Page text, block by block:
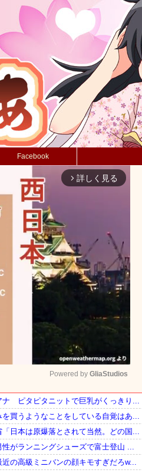
Facebook
arrow_forward_ios 詳しく見る
Mute
Powered by GliaStudios